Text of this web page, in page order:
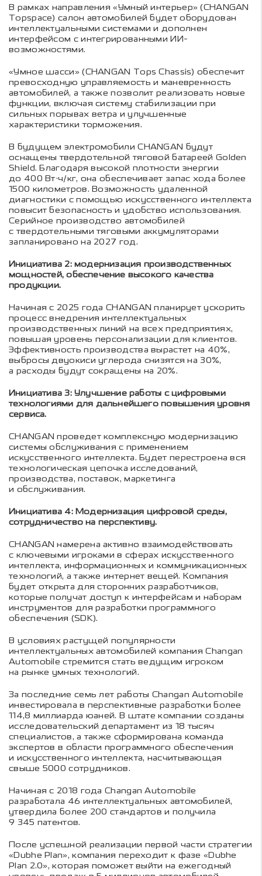
В рамках направления «Умный интерьер» (CHANGAN
Topspace) салон автомобилей будет оборудован
интеллектуальными системами и дополнен
интерфейсом с интегрированными ИИ-
возможностями.
«Умное шасси» (CHANGAN Tops Chassis) обеспечит
превосходную управляемость и маневренность
автомобилей, а также позволит реализовать новые
функции, включая систему стабилизации при
сильных порывах ветра и улучшенные
характеристики торможения.
В будущем электромобили CHANGAN будут
оснащены твердотельной тяговой батареей Golden
Shield. Благодаря высокой плотности энергии
до 400 Вт·ч/кг, она обеспечивает запас хода более
1500 километров. Возможность удаленной
диагностики с помощью искусственного интеллекта
повысит безопасность и удобство использования.
Серийное производство автомобилей
с твердотельными тяговыми аккумуляторами
запланировано на 2027 год.
Инициатива 2: модернизация производственных
мощностей, обеспечение высокого качества
продукции.
Начиная с 2025 года CHANGAN планирует ускорить
процесс внедрения интеллектуальных
производственных линий на всех предприятиях,
повышая уровень персонализации для клиентов.
Эффективность производства вырастет на 40%,
выбросы двуокиси углерода снизятся на 30%,
а расходы будут сокращены на 20%.
Инициатива 3: Улучшение работы с цифровыми
технологиями для дальнейшего повышения уровня
сервиса.
CHANGAN проведет комплексную модернизацию
системы обслуживания с применением
искусственного интеллекта. Будет перестроена вся
технологическая цепочка исследований,
производства, поставок, маркетинга
и обслуживания.
Инициатива 4: Модернизация цифровой среды,
сотрудничество на перспективу.
CHANGAN намерена активно взаимодействовать
с ключевыми игроками в сферах искусственного
интеллекта, информационных и коммуникационных
технологий, а также интернет вещей. Компания
будет открыта для сторонних разработчиков,
которые получат доступ к интерфейсам и наборам
инструментов для разработки программного
обеспечения (SDK).
В условиях растущей популярности
интеллектуальных автомобилей компания Changan
Automobile стремится стать ведущим игроком
на рынке умных технологий.
За последние семь лет работы Changan Automobile
инвестировала в перспективные разработки более
114,8 миллиарда юаней. В штате компании созданы
исследовательский департамент из 18 тысяч
специалистов, а также сформирована команда
экспертов в области программного обеспечения
и искусственного интеллекта, насчитывающая
свыше 5000 сотрудников.
Начиная с 2018 года Changan Automobile
разработала 46 интеллектуальных автомобилей,
утвердила более 200 стандартов и получила
9 345 патентов.
После успешной реализации первой части стратегии
«Dubhe Plan», компания переходит к фазе «Dubhe
Plan 2.0», которая поможет выйти на ежегодный